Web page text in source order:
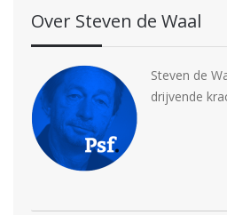
Over Steven de Waal
Steven de
drijvende